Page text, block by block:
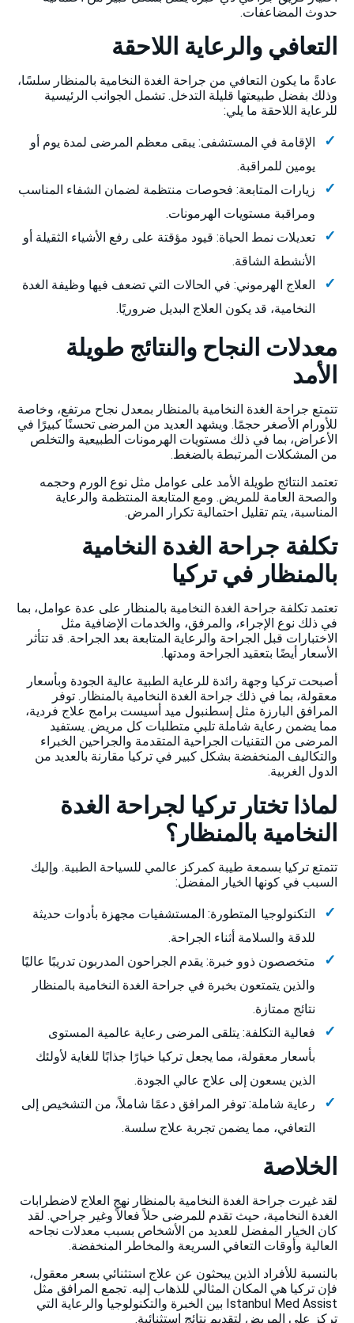
حدوث المضاعفات.
التعافي والرعاية اللاحقة
عادةً ما يكون التعافي من جراحة الغدة النخامية بالمنظار سلسًا،
وذلك بفضل طبيعتها قليلة التدخل. تشمل الجوانب الرئيسية
للرعاية اللاحقة ما يلي:
الإقامة في المستشفى: يبقى معظم المرضى لمدة يوم أو
يومين للمراقبة.
زيارات المتابعة: فحوصات منتظمة لضمان الشفاء المناسب
ومراقبة مستويات الهرمونات.
تعديلات نمط الحياة: قيود مؤقتة على رفع الأشياء الثقيلة أو
الأنشطة الشاقة.
العلاج الهرموني: في الحالات التي تضعف فيها وظيفة الغدة
النخامية، قد يكون العلاج البديل ضروريًا.
معدلات النجاح والنتائج طويلة
الأمد
تتمتع جراحة الغدة النخامية بالمنظار بمعدل نجاح مرتفع، وخاصة
للأورام الأصغر حجمًا. ويشهد العديد من المرضى تحسنًا كبيرًا في
الأعراض، بما في ذلك مستويات الهرمونات الطبيعية والتخلص
من المشكلات المرتبطة بالضغط.
تعتمد النتائج طويلة الأمد على عوامل مثل نوع الورم وحجمه
والصحة العامة للمريض. ومع المتابعة المنتظمة والرعاية
المناسبة، يتم تقليل احتمالية تكرار المرض.
تكلفة جراحة الغدة النخامية
بالمنظار في تركيا
تعتمد تكلفة جراحة الغدة النخامية بالمنظار على عدة عوامل، بما
في ذلك نوع الإجراء، والمرفق، والخدمات الإضافية مثل
الاختبارات قبل الجراحة والرعاية المتابعة بعد الجراحة. قد تتأثر
الأسعار أيضًا بتعقيد الجراحة ومدتها.
أصبحت تركيا وجهة رائدة للرعاية الطبية عالية الجودة وبأسعار
معقولة، بما في ذلك جراحة الغدة النخامية بالمنظار. توفر
المرافق البارزة مثل إسطنبول ميد أسيست برامج علاج فردية،
مما يضمن رعاية شاملة تلبي متطلبات كل مريض. يستفيد
المرضى من التقنيات الجراحية المتقدمة والجراحين الخبراء
والتكاليف المنخفضة بشكل كبير في تركيا مقارنة بالعديد من
الدول الغربية.
لماذا تختار تركيا لجراحة الغدة
النخامية بالمنظار؟
تتمتع تركيا بسمعة طيبة كمركز عالمي للسياحة الطبية. وإليك
السبب في كونها الخيار المفضل:
التكنولوجيا المتطورة: المستشفيات مجهزة بأدوات حديثة
للدقة والسلامة أثناء الجراحة.
متخصصون ذوو خبرة: يقدم الجراحون المدربون تدريبًا عاليًا
والذين يتمتعون بخبرة في جراحة الغدة النخامية بالمنظار
نتائج ممتازة.
فعالية التكلفة: يتلقى المرضى رعاية عالمية المستوى
بأسعار معقولة، مما يجعل تركيا خيارًا جذابًا للغاية لأولئك
الذين يسعون إلى علاج عالي الجودة.
رعاية شاملة: توفر المرافق دعمًا شاملاً، من التشخيص إلى
التعافي، مما يضمن تجربة علاج سلسة.
الخلاصة
لقد غيرت جراحة الغدة النخامية بالمنظار نهج العلاج لاضطرابات
الغدة النخامية، حيث تقدم للمرضى حلاً فعالاً وغير جراحي. لقد
كان الخيار المفضل للعديد من الأشخاص بسبب معدلات نجاحه
العالية وأوقات التعافي السريعة والمخاطر المنخفضة.
بالنسبة للأفراد الذين يبحثون عن علاج استثنائي بسعر معقول،
فإن تركيا هي المكان المثالي للذهاب إليه. تجمع المرافق مثل
Istanbul Med Assist بين الخبرة والتكنولوجيا والرعاية التي
تركز على المريض لتقديم نتائج استثنائية.